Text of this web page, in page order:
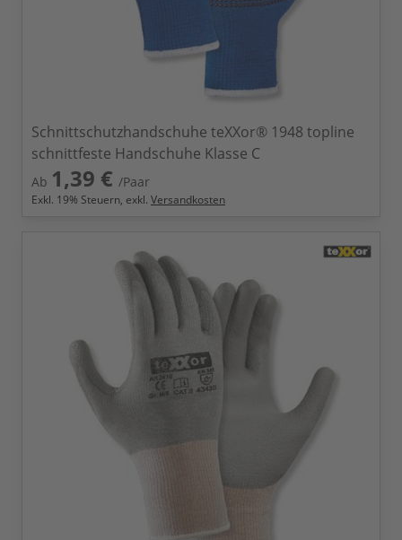
Schnittschutzhandschuhe teXXor® 1948 topline
schnittfeste Handschuhe Klasse C
Ab 1,39 € /Paar
Exkl. 19% Steuern, exkl. Versandkosten